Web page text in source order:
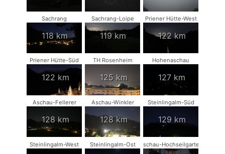
Sachrang
118 km
Sachrang-Loipe
119 km
Priener Hütte-West
122 km
Priener Hütte-Süd
122 km
TH Rosenheim
125 km
Hohenaschau
127 km
Aschau-Fellerer
128 km
Aschau-Winkler
128 km
Steinlingalm-Süd
129 km
Steinlingalm-West Steinlingalm-Ost Aschau-Hochseilgarten